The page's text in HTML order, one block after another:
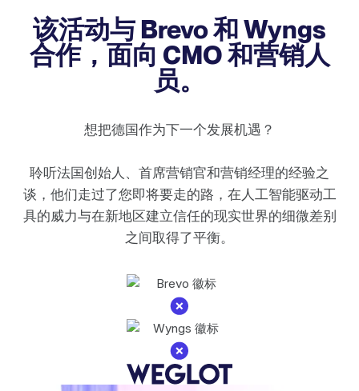
该活动与 Brevo 和 Wyngs
合作，面向 CMO 和营销人
员。
想把德国作为下一个发展机遇？
聆听法国创始人、首席营销官和营销经理的经验之
谈，他们走过了您即将要走的路，在人工智能驱动工
具的威力与在新地区建立信任的现实世界的细微差别
之间取得了平衡。